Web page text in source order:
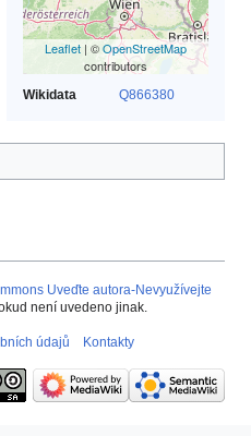
Leaflet | ©OpenStreetMap
contributors
Wikidata Q866380
Uveďte autora-Nevyužívejte
není uvedeno jinak.
údajů Kontakty